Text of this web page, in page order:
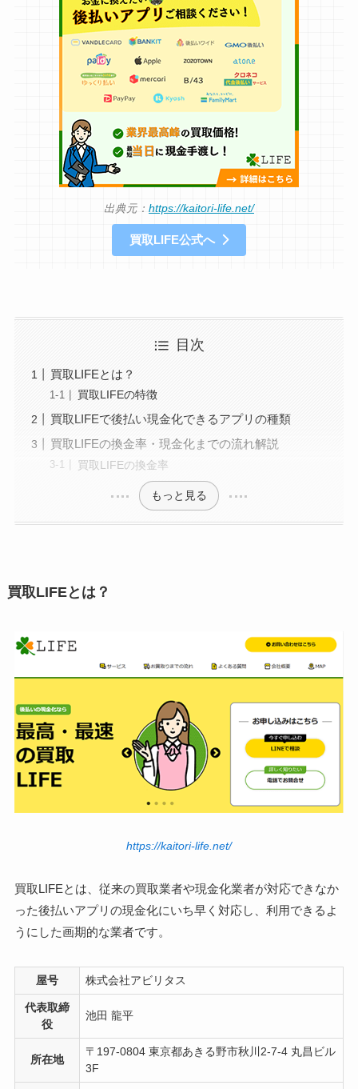
出典元： https://kaitori-life.net/
買取LIFE公式へ
目次
買取LIFEとは？
買取LIFEの特徴
買取LIFEで後払い現金化できるアプリの種類
買取LIFEの換金率・現金化までの流れ解説
買取LIFEの換金率
もっと見る
買取LIFEとは？
https://kaitori-life.net/
買取LIFEとは、従来の買取業者や現金化業者が対応できなか
った後払いアプリの現金化にいち早く対応し、利用できるよ
うにした画期的な業者です。
屋号 株式会社アビリタス
代表取締
役
池田 龍平
所在地
〒197-0804 東京都あきる野市秋川2-7-4 丸昌ビル
3F